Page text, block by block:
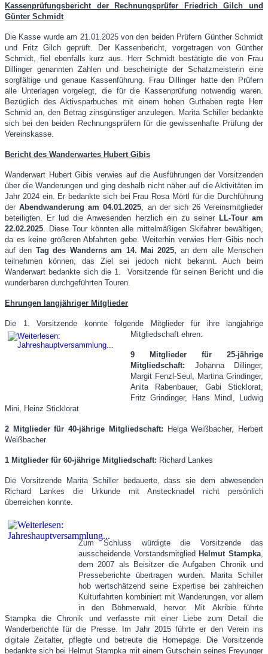
Kassenprüfungsbericht der Rechnungsprüfer Friedrich Gilch und
Günter Schmidt
Die Kasse wurde am 21.01.2025 von den beiden Prüfern Günther Schmidt
und Fritz Gilch geprüft. Der Kassenbericht, vorgetragen von Günther
Schmidt, fiel ebenfalls kurz aus. Herr Schmidt bestätigte die von Frau
Dillinger genannten Zahlen und bescheinigte der Schatzmeisterin eine
sorgfältige und genaue Kassenführung. Frau Dillinger hatte den Prüfern
alle Unterlagen vorgelegt, die für die Kassenprüfung notwendig waren.
Bezüglich des Aktivsparbuches mit einem hohen Guthaben regte Herr
Schmid an, den Betrag zinsgünstiger anzulegen. Marita Schiller bedankte
sich bei den beiden Rechnungsprüfern für die gewissenhafte Prüfung der
Vereinskasse.
Bericht des Wanderwartes Hubert Gibis
Wanderwart Hubert Gibis verwies auf die Ausführungen der Vorsitzenden
über die Wanderungen und ging deshalb nicht näher auf die Aktivitäten im
Jahr 2024 ein. Er bedankte sich bei Frau Rosa Mörtl für die Durchführung
derAbendwanderung am 04.01.2025 , an der sich 26 Vereinsmitglieder
beteiligten. Er lud die Anwesenden herzlich ein zu seiner LL-Tour am
22.02.2025 . Diese Tour könnten alle mittelmäßigen Skifahrer bewältigen,
da es keine größeren Abfahrten gebe. Weiterhin verwies Herr Gibis noch
auf den Tag des Wanderns am 14. Mai 2025, an dem alle Menschen
teilnehmen können, das Ziel sei jedoch nicht bekannt. Auch beim
Wanderwart bedankte sich die 1. Vorsitzende für seinen Bericht und die
wunderbaren durchgeführten Touren.
Ehrungen langjähriger Mitglieder
Die 1. Vorsitzende konnte folgende Mitglieder für ihre langjährige
Mitgliedschaft ehren:
9 Mitglieder für 25-jährige
Mitgliedschaft: Johanna Dillinger,
Margit Fenzl-Seul, Martina Grindinger,
Anita Rabenbauer, Gabi Sticklorat,
Fritz Grindinger, Hans Mindl, Ludwig
Mini, Heinz Sticklorat
2 Mitglieder für 40-jährige Mitgliedschaft: Helga Weißbacher, Herbert
Weißbacher
1 Mitglieder für 60-jährige Mitgliedschaft: Richard Lankes
Die Vorsitzende Marita Schiller bedauerte, dass sie dem abwesenden
Richard Lankes die Urkunde mit Anstecknadel nicht persönlich
überreichen konnte.
Zum Schluss würdigte die Vorsitzende das
ausscheidende VorstandsmitgliedHelmut Stampka
dem 2007 als Beisitzer die Aufgaben Chronik und
Presseberichte übertragen wurden. Marita Schiller
hob wertschätzend seine Expertise bei zahlreichen
Kulturfahrten kombiniert mit Wanderungen, vor allem
in den Böhmerwald, hervor. Mit Akribie führte
Stampka die Chronik und verfasste mit einer Liebe zum Detail die
Wanderberichte für die Presse. Im Jahr 2015 führte er den Verein ins
digitale Zeitalter, pflegte und betreute die Homepage. Die Vorsitzende
bedankte sich bei Helmut Stampka mit einem Gutschein seines Freyunger